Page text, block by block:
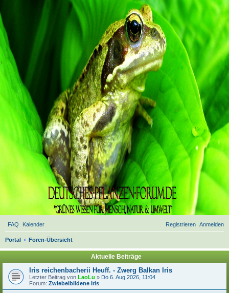
FAQ Kalender Anmelden
Registrieren
Portal Foren-Übersicht
u
c
e
Aktuelle Beiträge
Iris reichenbacherii Heuff. - Zwerg Balkan Iris
Letzter Beitrag von LaoLu » Do 6. Aug 2026, 11:04
Forum: Zwiebelbildene Iris